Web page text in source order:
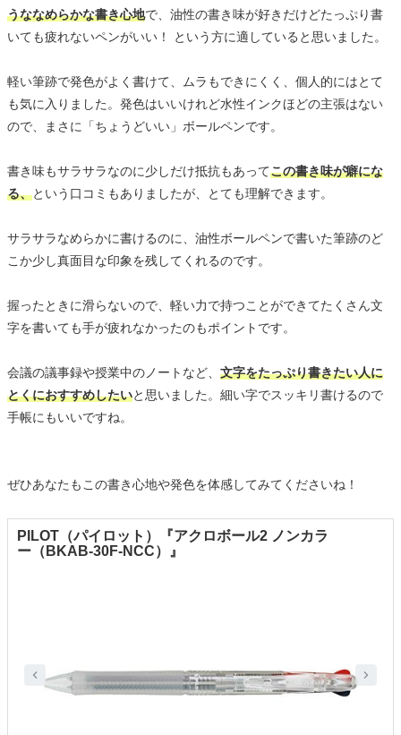
うななめらかな書き心地で、油性の書き味が好きだけどたっぷり書
いても疲れないペンがいい！ という方に適していると思いました。
軽い筆跡で発色がよく書けて、ムラもできにくく、個人的にはとて
も気に入りました。発色はいいけれど水性インクほどの主張はない
ので、まさに「ちょうどいい」ボールペンです。
書き味もサラサラなのに少しだけ抵抗もあってこの書き味が癖にな
る、という口コミもありましたが、とても理解できます。
サラサラなめらかに書けるのに、油性ボールペンで書いた筆跡のど
こか少し真面目な印象を残してくれるのです。
握ったときに滑らないので、軽い力で持つことができてたくさん文
字を書いても手が疲れなかったのもポイントです。
会議の議事録や授業中のノートなど、 文字をたっぷり書きたい人に
とくにおすすめしたいと思いました。細い字でスッキリ書けるので
手帳にもいいですね。
ぜひあなたもこの書き心地や発色を体感してみてくださいね！
PILOT（パイロット）『アクロボール2 ノンカラ
ー（BKAB-30F-NCC）』